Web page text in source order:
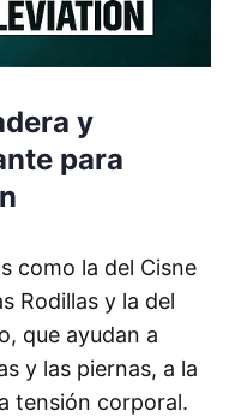
y
para
como la del Cisne
Rodillas y la del
que ayudan a
y las piernas, a la
tensión corporal.